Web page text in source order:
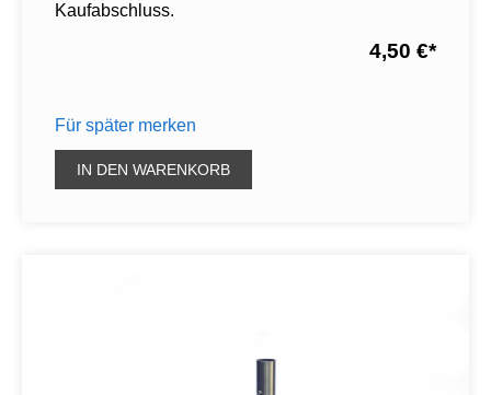
Kaufabschluss.
4,50 €*
Für später merken
IN DEN WARENKORB